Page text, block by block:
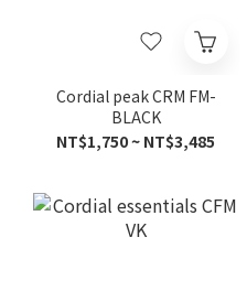
Cordial peak CRM FM-
BLACK
NT$1,750 ~ NT$3,485